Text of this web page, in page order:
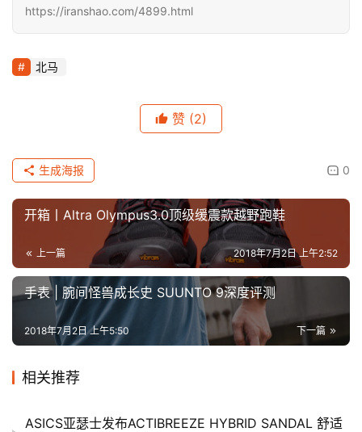
https://iranshao.com/4899.html
北马
赞 (2)
0
生成海报
开箱丨Altra Olympus3.0顶级缓震款越野跑鞋
上一篇 2018年7月2日 上午2:52
手表 | 腕间怪兽成长史 SUUNTO 9深度评测
下一篇
2018年7月2日 上午5:50
相关推荐
ASICS亚瑟士发布ACTIBREEZE HYBRID SANDAL 舒适